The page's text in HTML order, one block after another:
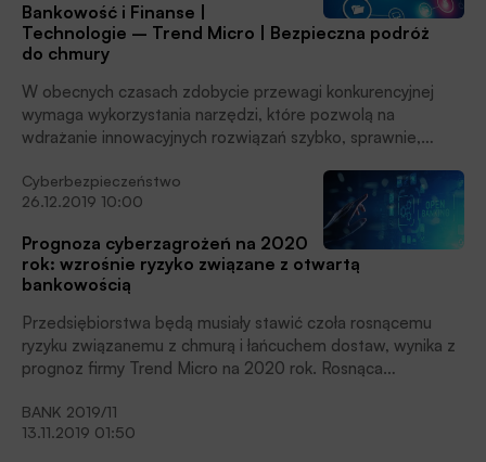
Bankowość i Finanse |
Technologie – Trend Micro | Bezpieczna podróż
do chmury
W obecnych czasach zdobycie przewagi konkurencyjnej
wymaga wykorzystania narzędzi, które pozwolą na
wdrażanie innowacyjnych rozwiązań szybko, sprawnie,
przewaga wynikająca z umiejętności kreowania nowych
modeli biznesowych pozwala wskazać klientowi nowe
możliwości korzystania z danego produktu czy usługi,
co do których do tej pory nie zgłaszał potrzeb.
Środowiskiem, które umożliwia taki rozwój, jest chmura,
mająca znacznie mniej ograniczeń i oferująca dużo więcej
narzędzi niż lokalne środowisko IT firmy. Jednakże, tak jak
każde środowisko IT, również to nie jest pozbawione
ryzyka. Cyberprzestępcy nie śpią i starają się wykorzystać
są obecnie dane. Jak więc pogodzić potrzeby biznesu bez
narażania firmy na zagrożenia? Rozwiązaniem jest
Cyberbezpieczeństwo
26.12.2019 10:00
Prognoza cyberzagrożeń na 2020
rok: wzrośnie ryzyko związane z otwartą
bankowością
Przedsiębiorstwa będą musiały stawić czoła rosnącemu
ryzyku związanemu z chmurą i łańcuchem dostaw, wynika z
prognoz firmy Trend Micro na 2020 rok. Rosnąca
strony zwiększa sprawność biznesową różnego typu
przedsiębiorstw, w tym produkcyjnych, z drugiej zaś naraża
BANK 2019/11
13.11.2019 01:50